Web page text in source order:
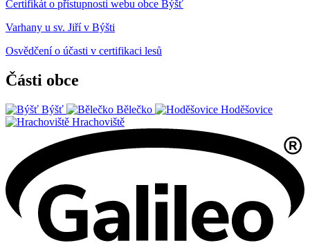
Certifikát o přístupnosti webu obce Býšť
Varhany u sv. Jiří v Býšti
Osvědčení o účasti v certifikaci lesů
Části obce
Býšť Bělečko
Hoděšovice
Hrachoviště